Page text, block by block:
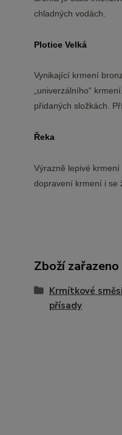
chladných vodách.
Plotice Velká
Vynikající krmení
„univerzálního“
přidaných složkách.
Řeka
Výrazně lepivé
dopravení krmení i se
Zboží
Krmítkové
přísady